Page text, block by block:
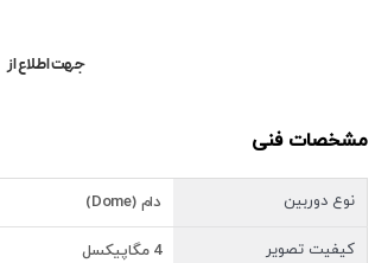
جهت اطلاع از
مشخصات فنی
نوع دوربین دام (Dome)
کیفیت تصویر 4 مگاپیکسل